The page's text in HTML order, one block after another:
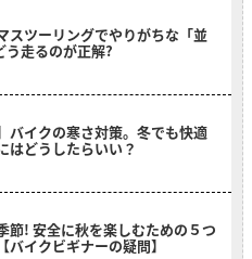
スツーリングでやりがちな「並
う走るのが正解?
バイクの寒さ対策。冬でも快適
はどうしたらいい？
節! 安全に秋を楽しむための５つ
イクビギナーの疑問】